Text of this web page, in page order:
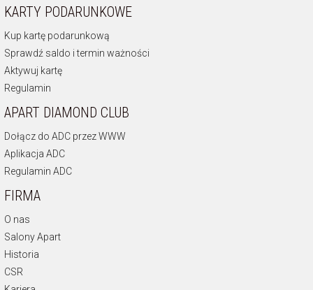
KARTY PODARUNKOWE
Kup kartę podarunkową
Sprawdź saldo i termin ważności
Aktywuj kartę
Regulamin
APART DIAMOND CLUB
Dołącz do ADC przez WWW
Aplikacja ADC
Regulamin ADC
FIRMA
O nas
Salony Apart
Historia
CSR